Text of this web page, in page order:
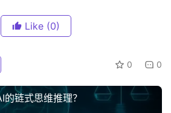
Like (0)
0 0
链式思维推理？